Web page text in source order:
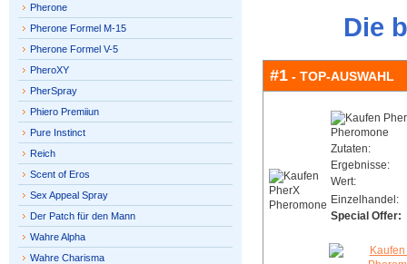
Die
#1 - TOP-AUSWAHL
Zutaten:
Ergebnisse:
Wert:
Einzelhandel:
Special Offer:
Pherone
Pherone Formel M-15
Pherone Formel V-5
PheroXY
PherSpray
Phiero Premiiun
Pure Instinct
Reich
Scent of Eros
Sex Appeal Spray
Der Patch für den Mann
Wahre Alpha
Wahre Charisma